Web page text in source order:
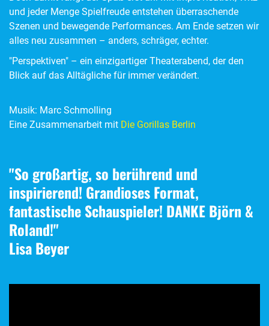
und jeder Menge Spielfreude entstehen überraschende
Szenen und bewegende Performances. Am Ende setzen wir
alles neu zusammen – anders, schräger, echter.
"Perspektiven" – ein einzigartiger Theaterabend, der den
Blick auf das Alltägliche für immer verändert.
Musik: Marc Schmolling
Eine Zusammenarbeit mit Die Gorillas Berlin
"So großartig, so berührend und
inspirierend! Grandioses Format,
fantastische Schauspieler! DANKE Björn &
Roland!"
Lisa Beyer